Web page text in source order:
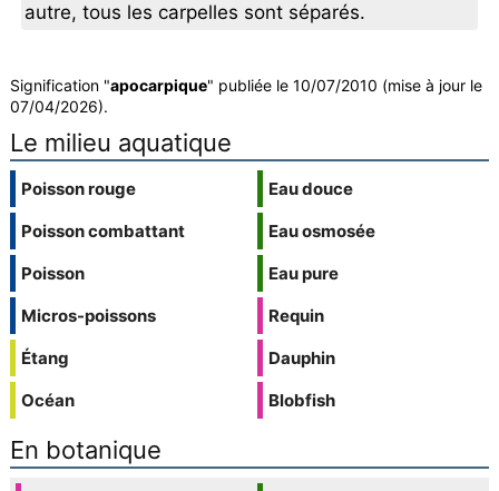
autre, tous les carpelles sont séparés.
Signification "apocarpique" publiée le 10/07/2010 (mise à jour le
07/04/2026).
Le milieu aquatique
Poisson rouge
Poisson combattant
Poisson
Micros-poissons
Étang
Océan
Eau douce
Eau osmosée
Eau pure
Requin
Dauphin
Blobfish
En botanique